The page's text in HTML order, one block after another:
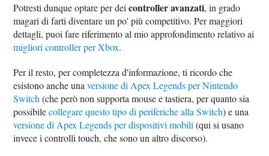
Potresti dunque optare per deicontroller avanzati, in grado
magari di farti diventare un po' più competitivo. Per maggiori
dettagli, puoi fare riferimento al mio approfondimento relativo ai
migliori controller per Xbox.
Per il resto, per completezza d'informazione, ti ricordo che
esistono anche unaversione di Apex Legends per Nintendo
Switch (che però non supporta mouse e tastiera, per quanto sia
possibilecollegare questo tipo di periferiche alla Switch) e una
versione di Apex Legends per dispositivi mobili (qui si usano
invece i controlli touch, che sono un altro discorso).